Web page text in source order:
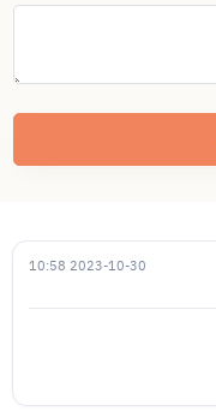
2023-10-30 10:58